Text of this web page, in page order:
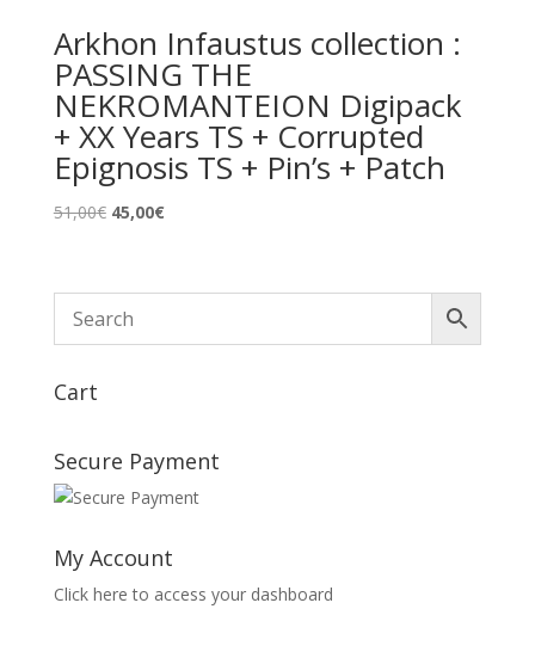
Arkhon Infaustus collection :
PASSING THE
NEKROMANTEION Digipack
+ XX Years TS + Corrupted
Epignosis TS + Pin’s + Patch
51,00€ Le
était :
51,00€.
45,00€Le
est :
Cart
Secure Payment
My Account
Click here to access your dashboard